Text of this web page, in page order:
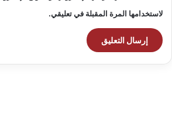
لاستخدامها المرة المقبلة في تعليقي.